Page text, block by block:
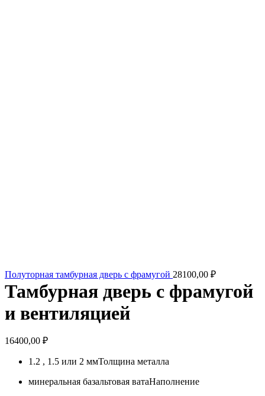
Полуторная тамбурная дверь с фрамугой 28100,00 ₽
Тамбурная дверь с фрамугой
и вентиляцией
16400,00 ₽
1.2 , 1.5 или 2 ммТолщина металла
минеральная базальтовая ватаНаполнение